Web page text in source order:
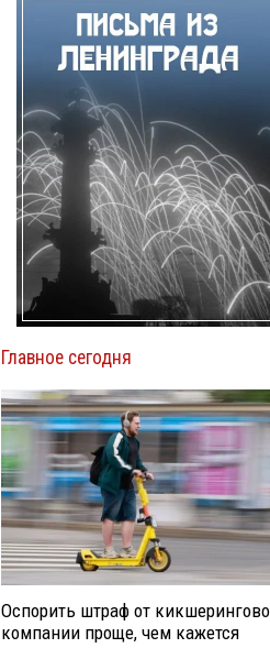
Главное сегодня
Оспорить штраф от
компании проще, чем кажется